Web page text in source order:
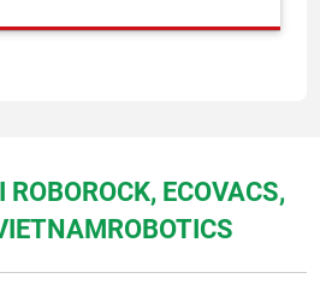
ROBOROCK, ECOVACS,